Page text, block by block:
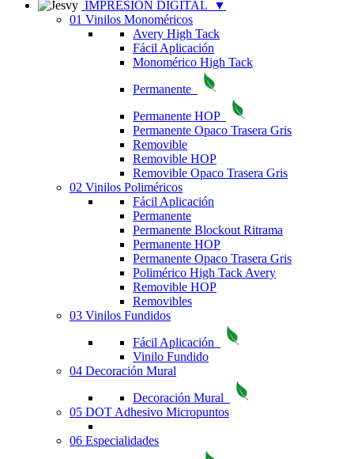
IMPRESIÓN DIGITAL
▼
01 Vinilos Monoméricos
Avery High Tack
Fácil Aplicación
Monomérico High Tack
Permanente
Permanente HOP
Permanente Opaco Trasera Gris
Removible
Removible HOP
Removible Opaco Trasera Gris
02 Vinilos Poliméricos
Fácil Aplicación
Permanente
Permanente Blockout Ritrama
Permanente HOP
Permanente Opaco Trasera Gris
Polimérico High Tack Avery
Removible HOP
Removibles
03 Vinilos Fundidos
Fácil Aplicación
Vinilo Fundido
04 Decoración Mural
Decoración Mural
05 DOT Adhesivo Micropuntos
06 Especialidades